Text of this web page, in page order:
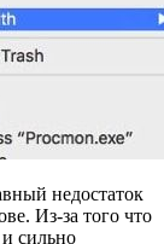
недостаток
Из-за того что
сильно